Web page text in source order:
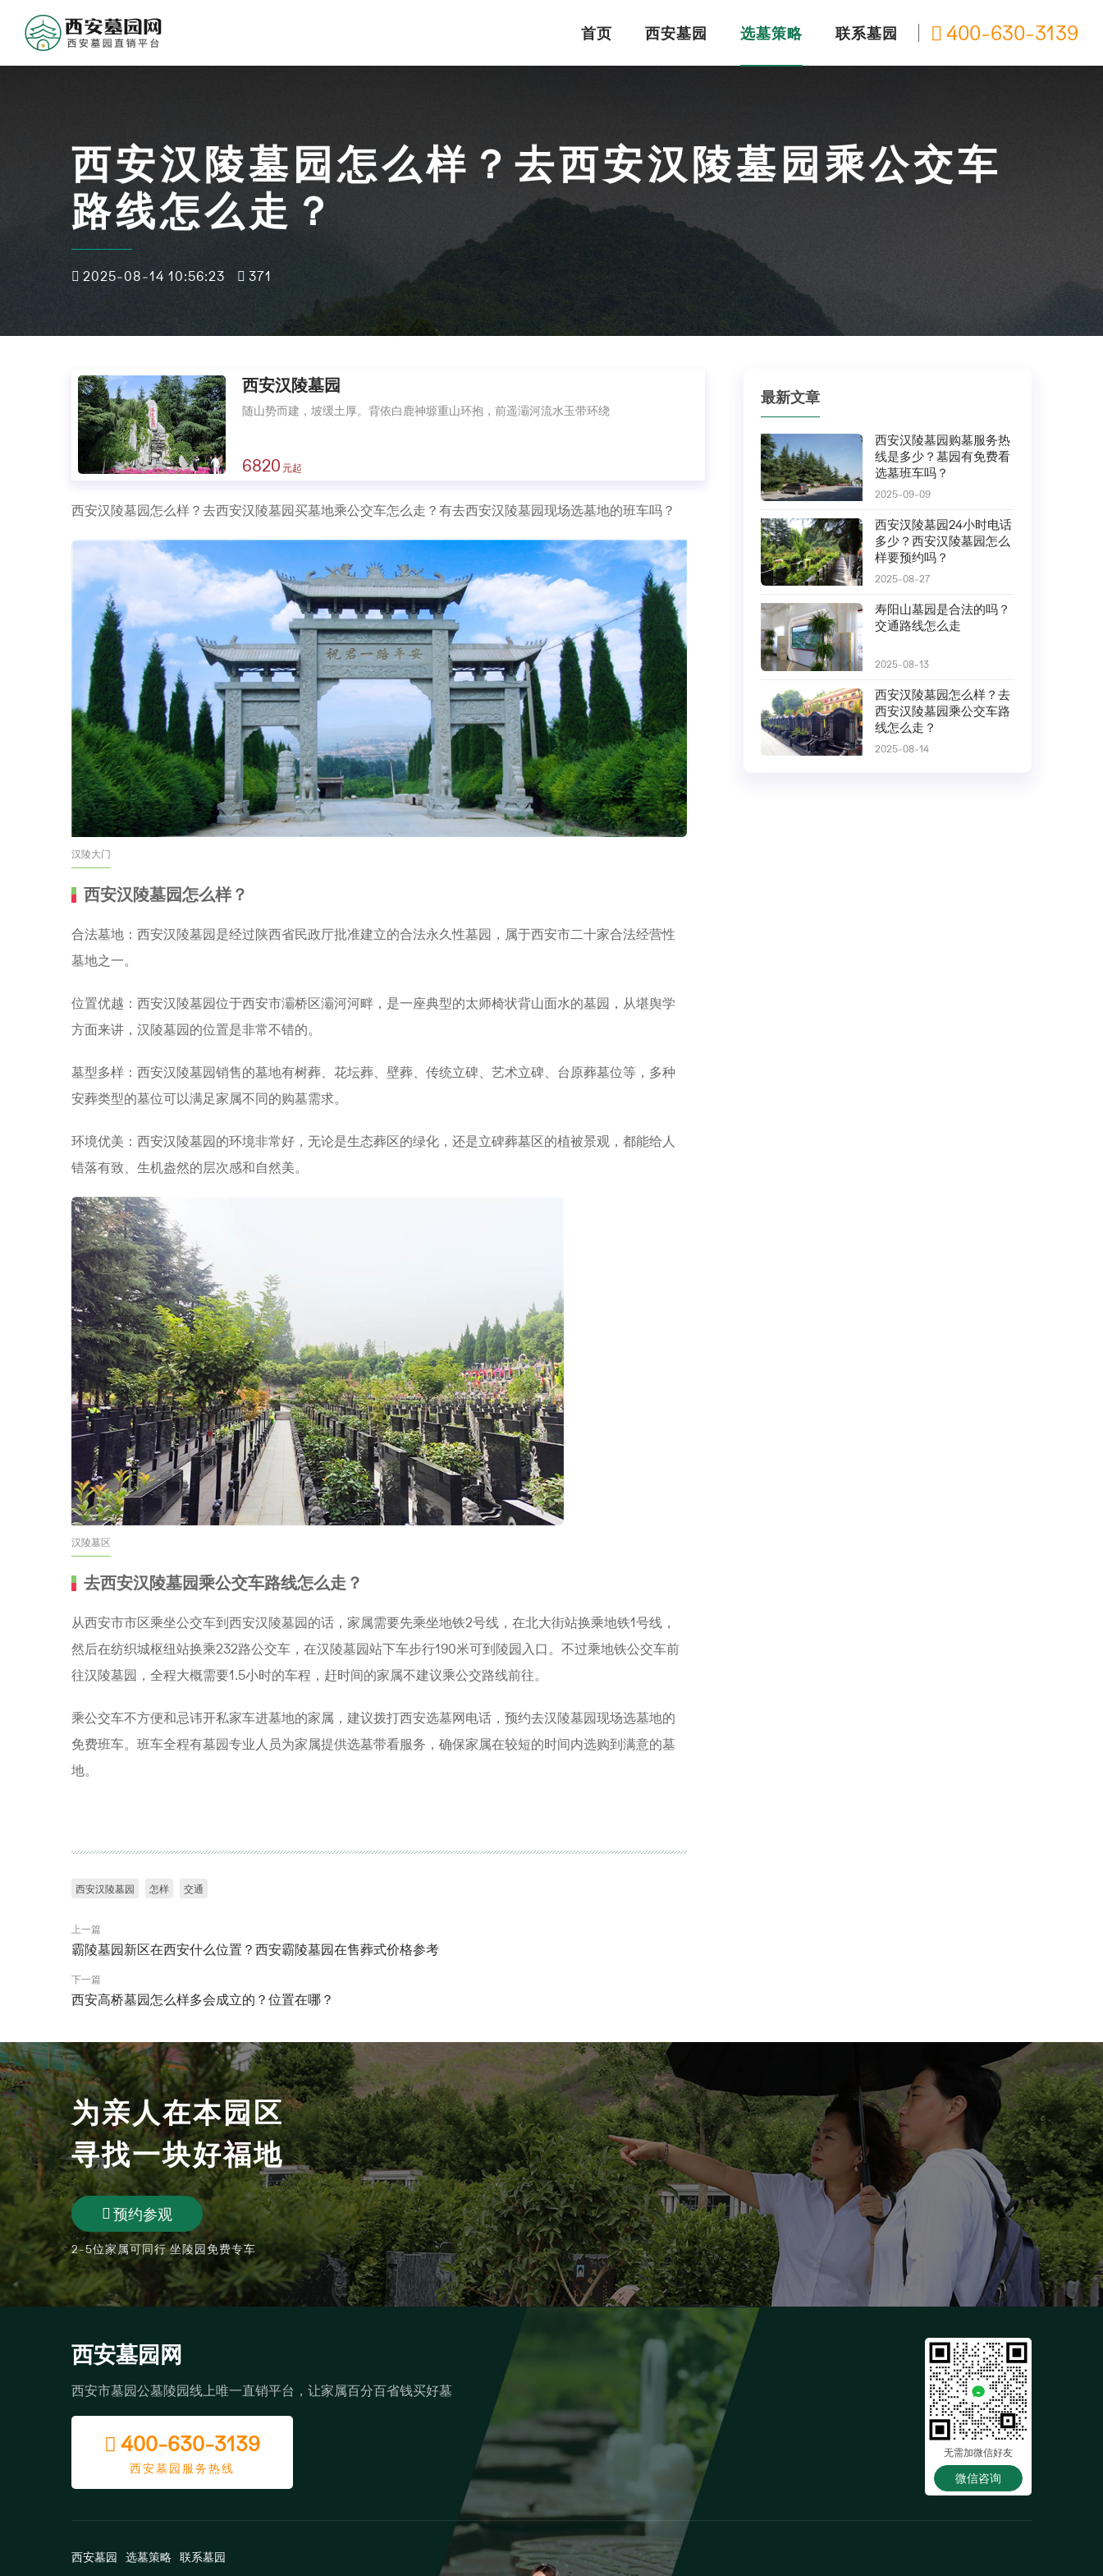
首页 西安墓园 选墓策略 联系墓园 400-630-3139
西安汉陵墓园怎么样？去西安汉陵墓园乘公交车
路线怎么走？
2025-08-14 10:56:23 371
西安汉陵墓园
随山势而建，坡缓土厚。背依白鹿神塬重山环抱，前遥灞河流水玉带环绕
6820
西安汉陵墓园怎么样？去西安汉陵墓园买墓地乘公交车怎么走？有去西安汉陵墓园现场选墓地的班车吗？
汉陵大门
西安汉陵墓园怎么样？
合法墓地：西安汉陵墓园是经过陕西省民政厅批准建立的合法永久性墓园，属于西安市二十家合法经营性
墓地之一。
位置优越：西安汉陵墓园位于西安市灞桥区灞河河畔，是一座典型的太师椅状背山面水的墓园，从堪舆学
方面来讲，汉陵墓园的位置是非常不错的。
墓型多样：西安汉陵墓园销售的墓地有树葬、花坛葬、壁葬、传统立碑、艺术立碑、台原葬墓位等，多种
安葬类型的墓位可以满足家属不同的购墓需求。
环境优美：西安汉陵墓园的环境非常好，无论是生态葬区的绿化，还是立碑葬墓区的植被景观，都能给人
错落有致、生机盎然的层次感和自然美。
汉陵墓区
去西安汉陵墓园乘公交车路线怎么走？
从西安市市区乘坐公交车到西安汉陵墓园的话，家属需要先乘坐地铁2号线，在北大街站换乘地铁1号线，
然后在纺织城枢纽站换乘232路公交车，在汉陵墓园站下车步行190米可到陵园入口。不过乘地铁公交车前
往汉陵墓园，全程大概需要1.5小时的车程，赶时间的家属不建议乘公交路线前往。
乘公交车不方便和忌讳开私家车进墓地的家属，建议拨打西安选墓网电话，预约去汉陵墓园现场选墓地的
免费班车。班车全程有墓园专业人员为家属提供选墓带看服务，确保家属在较短的时间内选购到满意的墓
地。
西安汉陵墓园 怎样 交通
上一篇
霸陵墓园新区在西安什么位置？西安霸陵墓园在售葬式价格参考
下一篇
西安高桥墓园怎么样多会成立的？位置在哪？
最新文章
西安汉陵墓园购墓服务热
线是多少？墓园有免费看
选墓班车吗？
2025-09-09
西安汉陵墓园24小时电话
多少？西安汉陵墓园怎么
样要预约吗？
2025-08-27
寿阳山墓园是合法的吗？
交通路线怎么走
2025-08-13
西安汉陵墓园怎么样？去
西安汉陵墓园乘公交车路
线怎么走？
2025-08-14
为亲人在本园区
寻找一块好福地
预约参观
2-5位家属可同行 坐陵园免费专车
西安墓园网
西安市墓园公墓陵园线上唯一直销平台，让家属百分百省钱买好墓
400-630-3139
西安墓园服务热线
无需加微信好友
微信咨询
西安墓园 选墓策略 联系墓园